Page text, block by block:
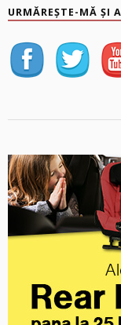
URMĂREȘTE-MĂ ȘI